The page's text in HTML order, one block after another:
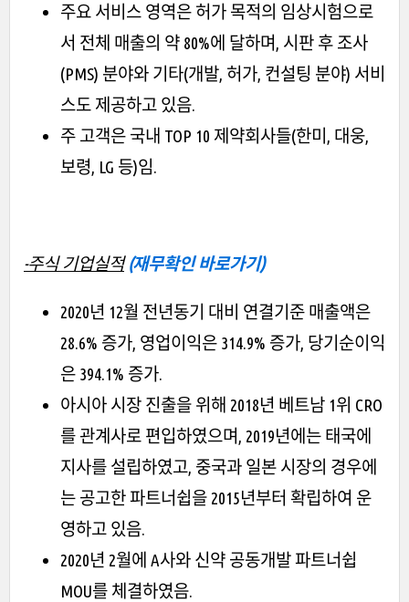
주요 서비스 영역은 허가 목적의 임상시험으로
서 전체 매출의 약 80%에 달하며, 시판 후 조사
(PMS) 분야와 기타(개발, 허가, 컨설팅 분야) 서비
스도 제공하고 있음.
주 고객은 국내 TOP 10 제약회사들(한미, 대웅,
보령, LG 등)임.
-주식 기업실적 (재무확인 바로가기)
2020년 12월 전년동기 대비 연결기준 매출액은
28.6% 증가, 영업이익은 314.9% 증가, 당기순이익
은 394.1% 증가.
아시아 시장 진출을 위해 2018년 베트남 1위 CRO
를 관계사로 편입하였으며, 2019년에는 태국에
지사를 설립하였고, 중국과 일본 시장의 경우에
는 공고한 파트너쉽을 2015년부터 확립하여 운
영하고 있음.
2020년 2월에 A사와 신약 공동개발 파트너쉽
MOU를 체결하였음.